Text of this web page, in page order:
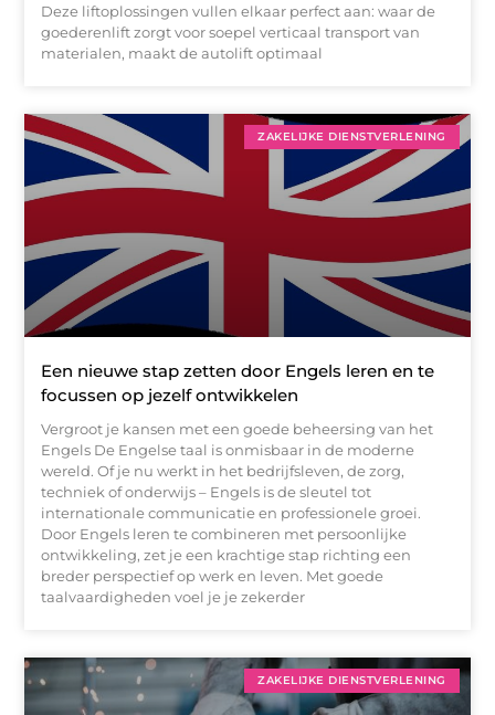
Deze liftoplossingen vullen elkaar perfect aan: waar de
goederenlift zorgt voor soepel verticaal transport van
materialen, maakt de autolift optimaal
ZAKELIJKE DIENSTVERLENING
Een nieuwe stap zetten door Engels leren en te
focussen op jezelf ontwikkelen
Vergroot je kansen met een goede beheersing van het
Engels De Engelse taal is onmisbaar in de moderne
wereld. Of je nu werkt in het bedrijfsleven, de zorg,
techniek of onderwijs – Engels is de sleutel tot
internationale communicatie en professionele groei.
Door Engels leren te combineren met persoonlijke
ontwikkeling, zet je een krachtige stap richting een
breder perspectief op werk en leven. Met goede
taalvaardigheden voel je je zekerder
ZAKELIJKE DIENSTVERLENING